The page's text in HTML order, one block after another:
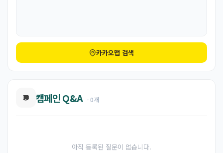
카카오맵 검색
💬 캠페인 Q&A · 0개
아직 등록된 질문이 없습니다.